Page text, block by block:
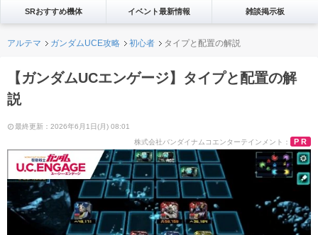
SRおすすめ機体 イベント最新情報 雑談掲示板
アルテマ ガンダムUCE攻略 初心者 タイプと配置の解説
【ガンダムUCエンゲージ】タイプと配置の解
説
最終更新：2026年6月1日(月) 08:01
PR